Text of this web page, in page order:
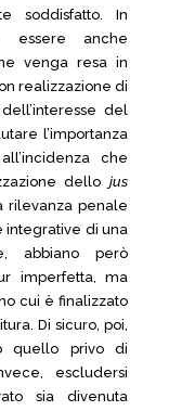
soddisfatto. In
essere anche
venga resa in
realizzazione di
del
l’importanza
che
dello jus
rilevanza penale
integrative di una
abbiano però
imperfetta, ma
cui è finalizzato
Di sicuro, poi,
quello privo di
escludersi
sia divenuta